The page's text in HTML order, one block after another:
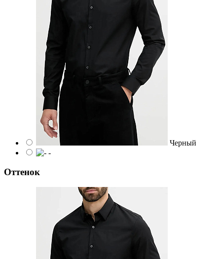
Черный
-
Оттенок